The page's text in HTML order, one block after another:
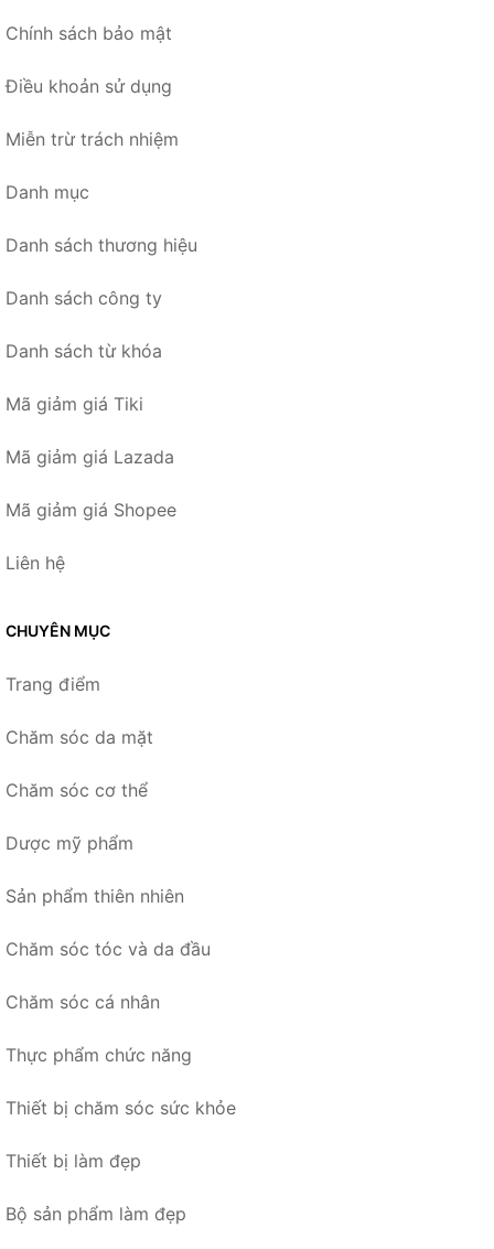
Chính sách bảo mật
Điều khoản sử dụng
Miễn trừ trách nhiệm
Danh mục
Danh sách thương hiệu
Danh sách công ty
Danh sách từ khóa
Mã giảm giá Tiki
Mã giảm giá Lazada
Mã giảm giá Shopee
Liên hệ
CHUYÊN MỤC
Trang điểm
Chăm sóc da mặt
Chăm sóc cơ thể
Dược mỹ phẩm
Sản phẩm thiên nhiên
Chăm sóc tóc và da đầu
Chăm sóc cá nhân
Thực phẩm chức năng
Thiết bị chăm sóc sức khỏe
Thiết bị làm đẹp
Bộ sản phẩm làm đẹp